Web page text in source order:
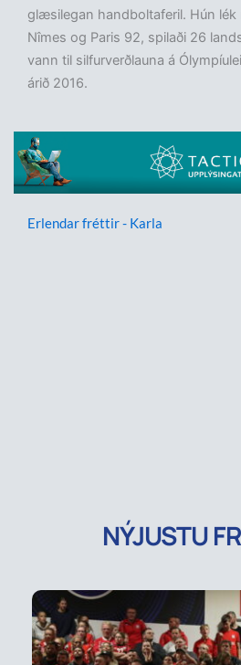
glæsilegan handboltaferil. Hún lék
Nîmes og Paris 92, spilaði 26
vann til silfurverðlauna á
árið 2016.
Erlendar fréttir - Karla
NÝJUSTU